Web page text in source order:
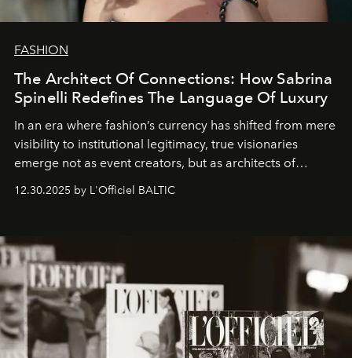
FASHION
The Architect Of Connections: How Sabrina
Spinelli Redefines The Language Of Luxury
In an era where fashion’s currency has shifted from mere
visibility to institutional legitimacy, true visionaries
emerge not as event creators, but as architects of
ecosystems.
Sabrina Spinelli
brand strategist with three decades of mastery in luxury,
framework where creativity, commerce, and culture
converge with surgical precision.
12.30.2025 by L'Officiel BALTIC